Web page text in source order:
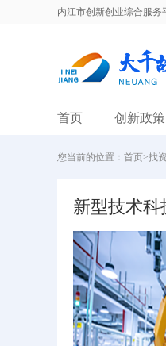
内江市创新创业综合服务
首页 创新政策
您当前的位置： 首页>找
新型技术科